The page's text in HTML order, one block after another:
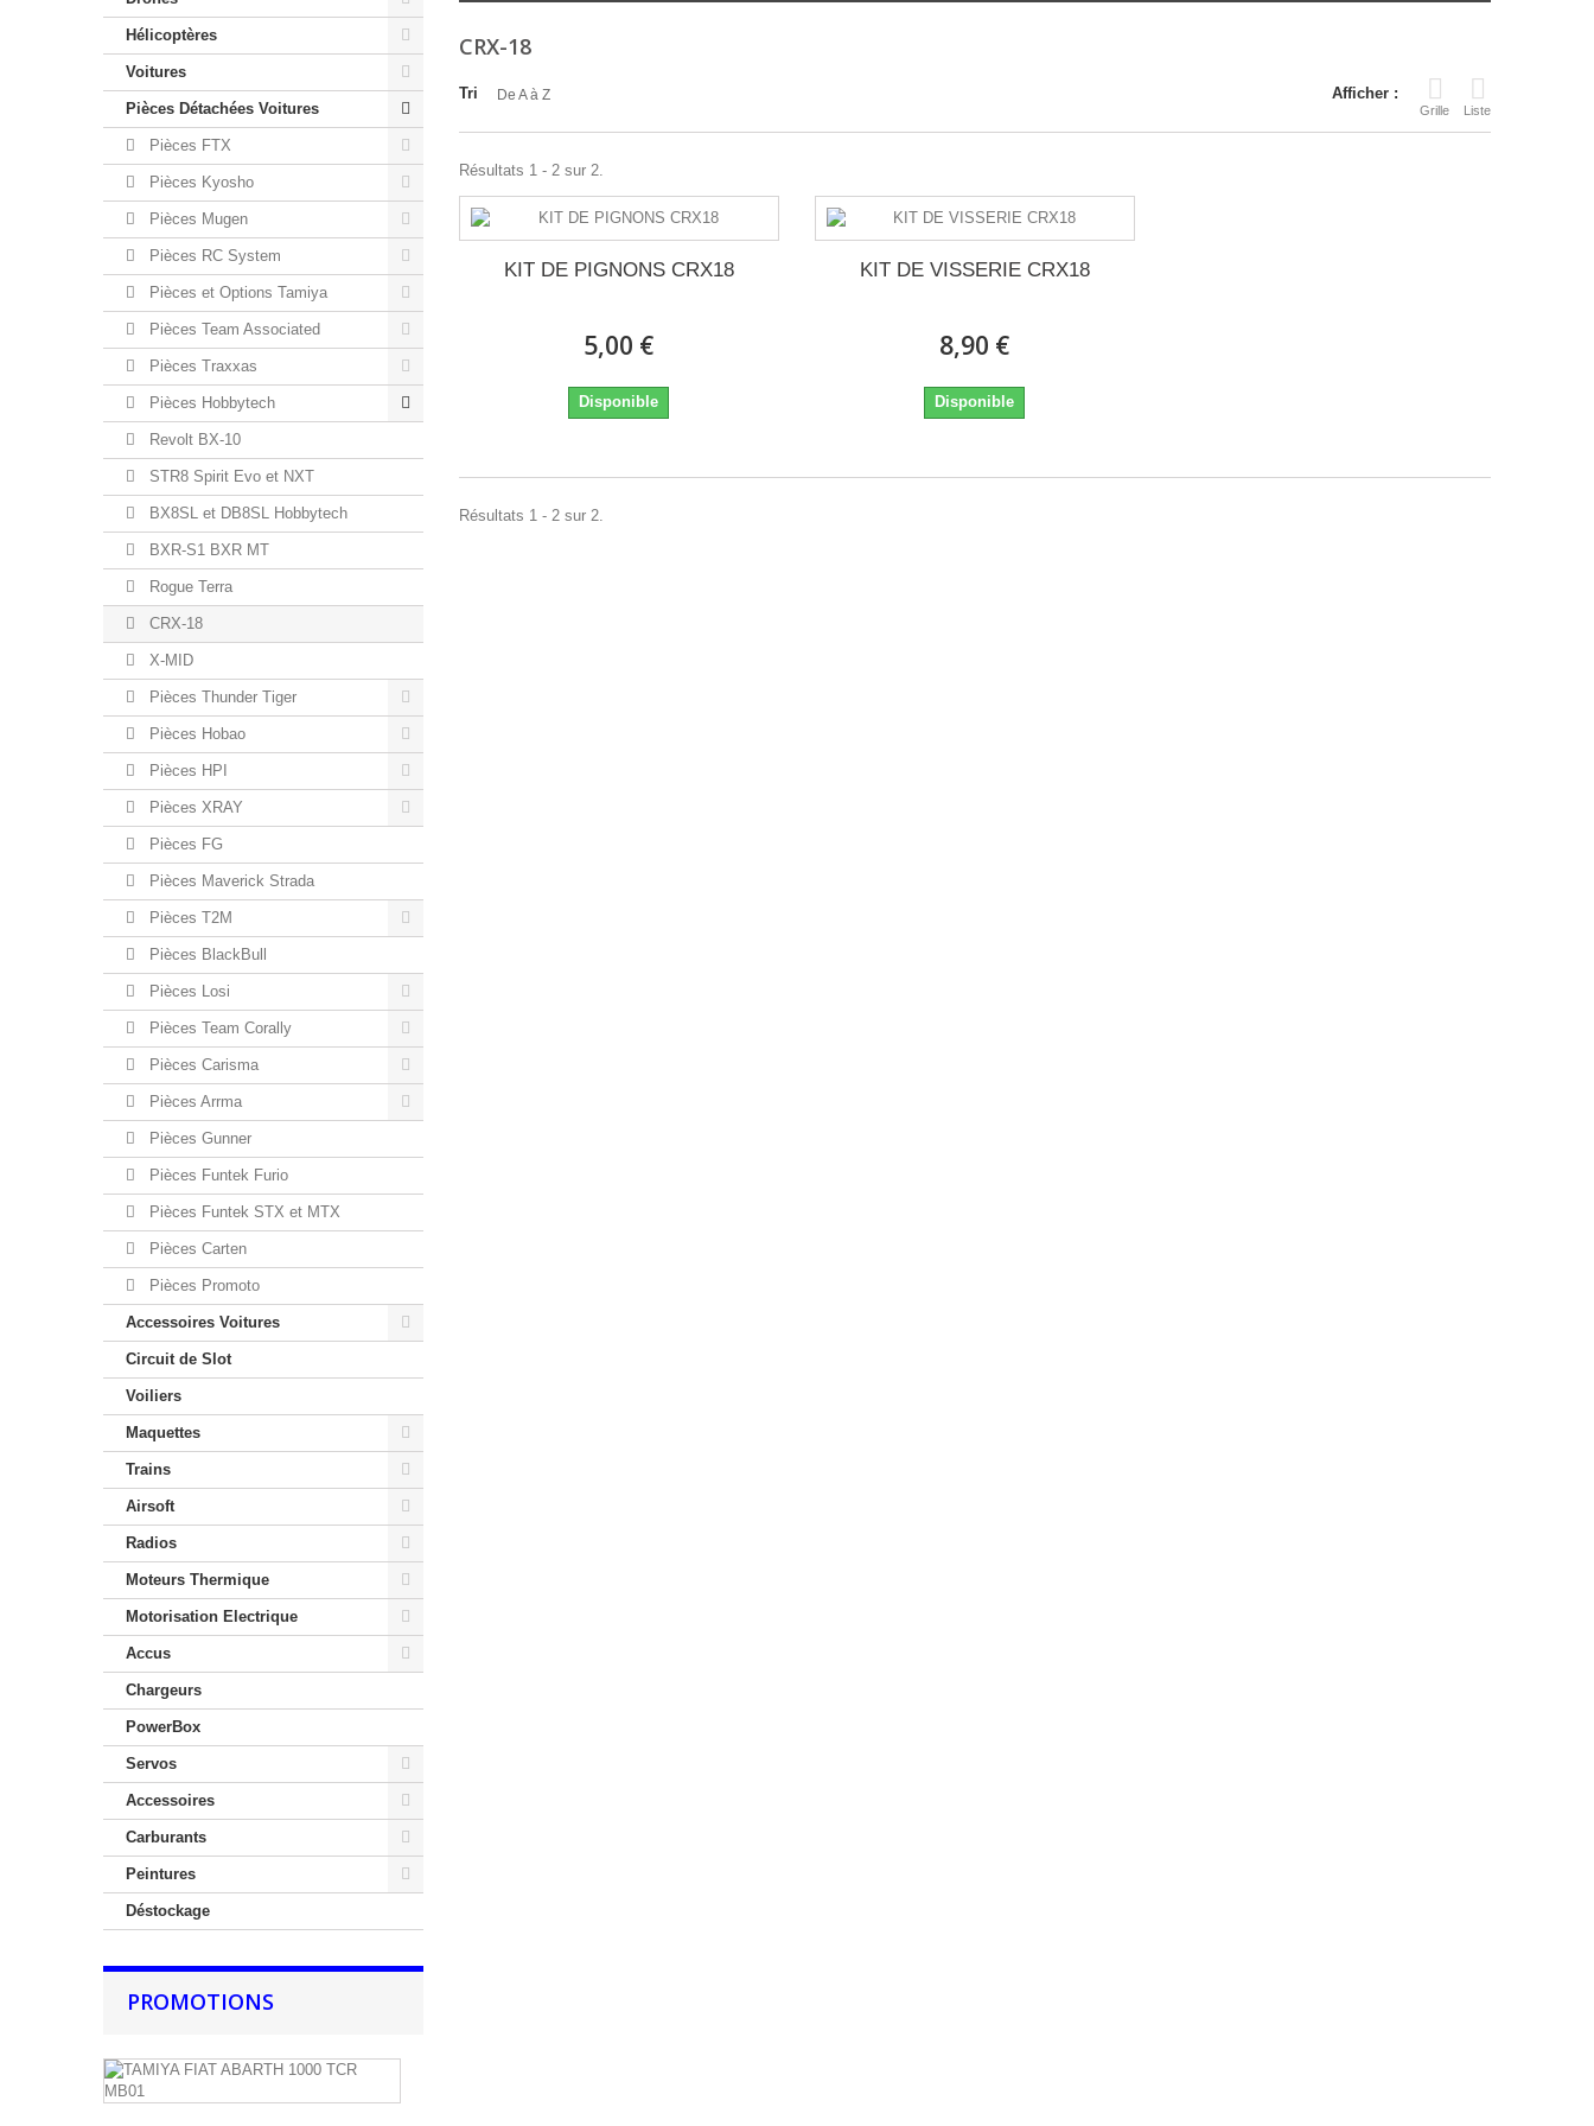
Hélicoptères
Voitures
Pièces Détachées Voitures
Pièces FTX
Pièces Kyosho
Pièces Mugen
Pièces RC System
Pièces et Options Tamiya
Pièces Team Associated
Pièces Traxxas
Pièces Hobbytech
Revolt BX-10
STR8 Spirit Evo et NXT
BX8SL et DB8SL Hobbytech
BXR-S1 BXR MT
Rogue Terra
CRX-18
X-MID
Pièces Thunder Tiger
Pièces Hobao
Pièces HPI
Pièces XRAY
Pièces FG
Pièces Maverick Strada
Pièces T2M
Pièces BlackBull
Pièces Losi
Pièces Team Corally
Pièces Carisma
Pièces Arrma
Pièces Gunner
Pièces Funtek Furio
Pièces Funtek STX et MTX
Pièces Carten
Pièces Promoto
Accessoires Voitures
Circuit de Slot
Voiliers
Maquettes
Trains
Airsoft
Radios
Moteurs Thermique
Motorisation Electrique
Accus
Chargeurs
PowerBox
Servos
Accessoires
Carburants
Peintures
Déstockage
PROMOTIONS
CRX-18
Afficher :
Grille Liste
Tri De A à Z
Résultats 1 - 2 sur 2.
KIT DE PIGNONS CRX18
5,00 €
Disponible
KIT DE VISSERIE CRX18
8,90 €
Disponible
Résultats 1 - 2 sur 2.